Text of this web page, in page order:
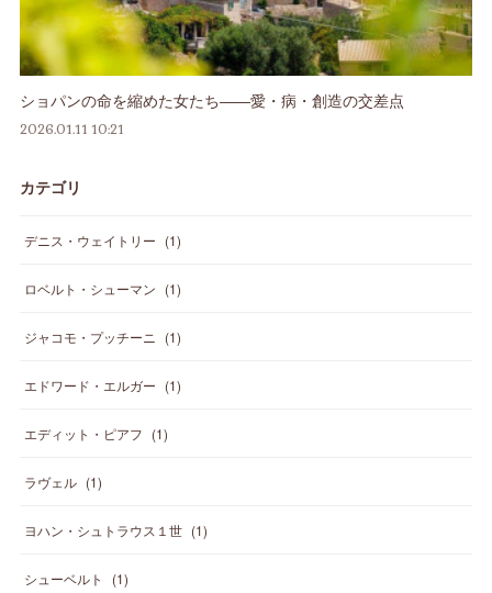
ショパンの命を縮めた女たち――愛・病・創造の交差点
2026.01.11 10:21
カテゴリ
デニス・ウェイトリー (1)
ロベルト・シューマン (1)
ジャコモ・プッチーニ (1)
エドワード・エルガー (1)
エディット・ピアフ (1)
ラヴェル (1)
ヨハン・シュトラウス１世 (1)
シューベルト (1)